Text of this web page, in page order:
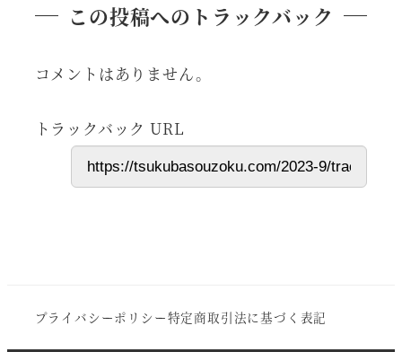
この投稿へのトラックバック
コメントはありません。
トラックバック URL
プライバシーポリシー特定商取引法に基づく表記